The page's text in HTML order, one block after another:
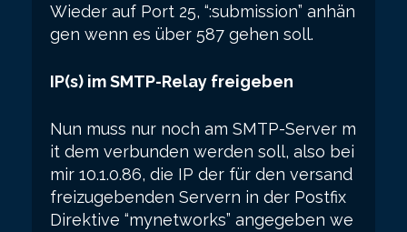
Wieder auf Port 25, “:submission” anhän
gen wenn es über 587 gehen soll.
IP(s) im SMTP-Relay freigeben
Nun muss nur noch am SMTP-Server m
it dem verbunden werden soll, also bei
mir 10.1.0.86, die IP der für den versand
freizugebenden Servern in der Postfix
Direktive “mynetworks” angegeben we